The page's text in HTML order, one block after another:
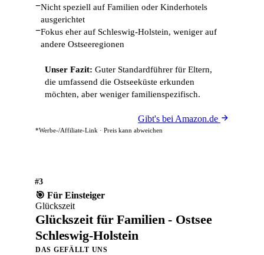
−Nicht speziell auf Familien oder Kinderhotels
ausgerichtet
−Fokus eher auf Schleswig-Holstein, weniger auf
andere Ostseeregionen
Unser Fazit: Guter Standardführer für Eltern,
die umfassend die Ostseeküste erkunden
möchten, aber weniger familienspezifisch.
Gibt's bei Amazon.de
*Werbe-/Affiliate-Link · Preis kann abweichen
#3
🎯 Für Einsteiger
Glückszeit
Glückszeit für Familien - Ostsee
Schleswig-Holstein
DAS GEFÄLLT UNS